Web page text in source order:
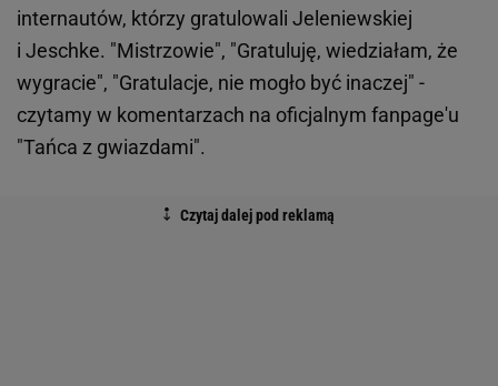
internautów, którzy gratulowali Jeleniewskiej
i Jeschke. "Mistrzowie", "Gratuluję, wiedziałam, że
wygracie", "Gratulacje, nie mogło być inaczej" -
czytamy w komentarzach na oficjalnym fanpage'u
"Tańca z gwiazdami".